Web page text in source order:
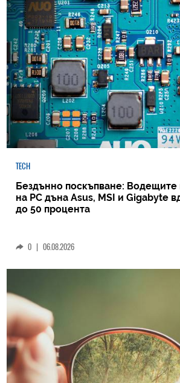
TECH
Бездънно поскъпване: Водещите
на РС дъна Asus, MSI и Gigabyte
до 50 процента
0 | 06.08.2026